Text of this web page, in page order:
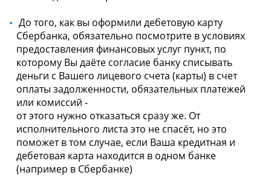
До того, как вы оформили дебетовую карту
Сбербанка, обязательно посмотрите в условиях
предоставления финансовых услуг пункт, по
которому Вы даёте согласие банку списывать
деньги с Вашего лицевого счета (карты) в счет
оплаты задолженности, обязательных платежей
или комиссий -
от этого нужно отказаться сразу же. От
исполнительного листа это не спасёт, но это
поможет в том случае, если Ваша кредитная и
дебетовая карта находится в одном банке
(например в Сбербанке)